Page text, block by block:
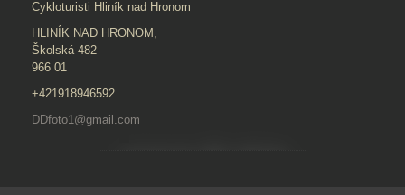
Cykloturisti Hliník nad Hronom
HLINÍK NAD HRONOM,
Školská 482
966 01
+421918946592
DDfoto1@gmail.com